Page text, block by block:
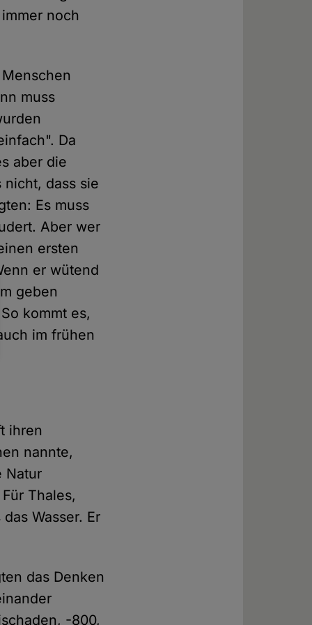
noch
muss
Da
aber die
dass sie
Es muss
Aber wer
ersten
er wütend
geben
kommt es,
im frühen
ihren
nannte,
Natur
Thales,
Wasser. Er
das Denken
-800,